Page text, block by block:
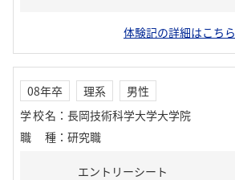
体験記の詳細はこちら
08年卒 理系
男性
学校名 ： 長岡技術科学大学大学院
職種 ： 研究職
エントリーシート